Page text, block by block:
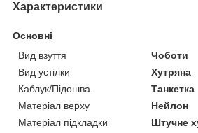
Характеристики
Основні
Вид взуття
Чоботи
Вид устілки
Хутряна
Каблук/Підошва
Танкетка
Матеріал верху
Нейлон
Матеріал підкладки
Штучне